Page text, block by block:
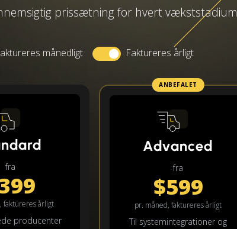
prissætning for hvert vækststadium
månedligt Faktureres årligt
fra
faktureres årligt
producenter
ANBEFALET
Advanced
fra
$599
pr. måned, faktureres årligt
Til systemintegrationer og